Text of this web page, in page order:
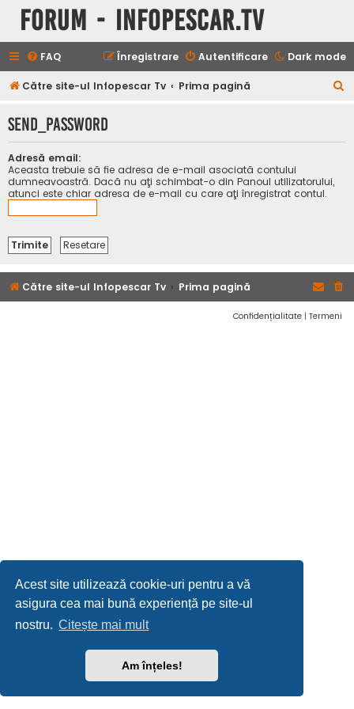
Acest site utilizează cookie-uri pentru a vă
asigura cea mai bună experiență pe site-ul
nostru. Citește mai mult
Am înțeles!
Forum - InfoPescar.Tv
Dark mode
FAQ Autentificare
Înregistrare
Către site-ul Infopescar Tv Prima pagină
t
SEND_PASSWORD
Adresă email:
Aceasta trebuie să fie adresa de e-mail asociată contului
dumneavoastră. Dacă nu aţi schimbat-o din Panoul utilizatorului,
atunci este chiar adresa de e-mail cu care aţi înregistrat contul.
Către site-ul Infopescar Tv Prima pagină
Confidențialitate | Termeni